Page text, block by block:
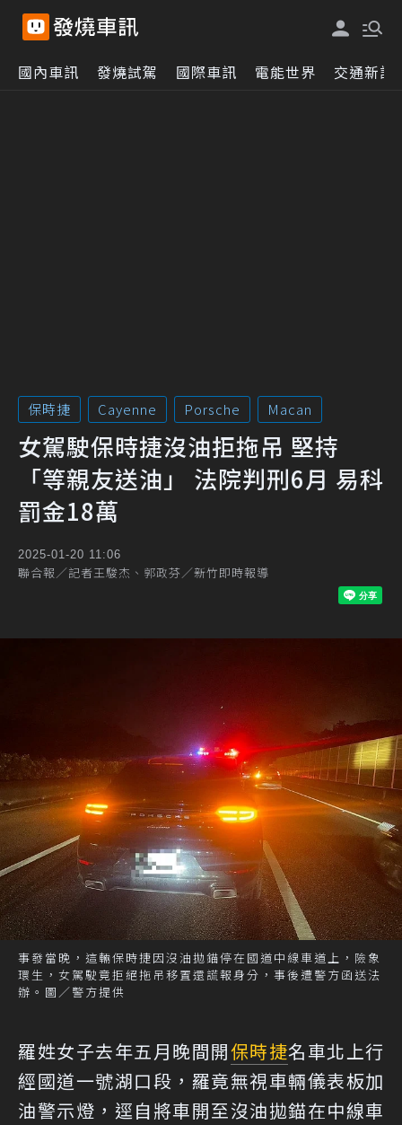
國內車訊 發燒試駕 國際車訊 電能世界 交通新訊
保時捷 Cayenne Porsche Macan
女駕駛保時捷沒油拒拖吊 堅持
「等親友送油」 法院判刑6月 易科
罰金18萬
2025-01-20 11:06
聯合報／記者王駿杰、郭政芬／新竹即時報導
事發當晚，這輛保時捷因沒油拋錨停在國道中線車道上，險象
環生，女駕駛竟拒絕拖吊移置還謊報身分，事後遭警方函送法
辦。圖／警方提供
羅姓女子去年五月晚間開保時捷名車北上行
經國道一號湖口段，羅竟無視車輛儀表板加
油警示燈，逕自將車開至沒油拋錨在中線車